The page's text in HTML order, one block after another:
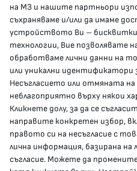
КОНТАКТИ
гр.София, 1000, пл.
МЗ В СОЦИАЛНИТЕ
Facebook страница
на МЗ и нашите партньори
съхраняваме и/или да имаме
устройството Ви – бисквитки
технологии, Вие позволявате
обработваме лични данни на
или уникални
Несъгласието или отмяната на
неблагоприятно върху някои
Кликнете долу, за да се
направите конкретен избор,
правото си на несъгласие с
лична информация, базирана
съгласие. Можете да